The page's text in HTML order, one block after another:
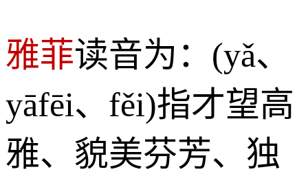
雅菲读音为：(yǎ、
yāfēi、fěi)指才望高
雅、貌美芬芳、独